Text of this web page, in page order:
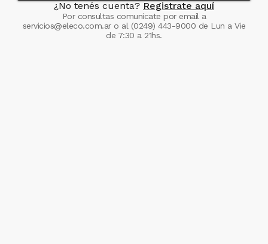
¿No tenés cuenta? Registrate aquí
Por consultas comunicate por email a
servicios@eleco.com.aro al (0249) 443-9000 de Lun a Vie
de 7:30 a 21hs.